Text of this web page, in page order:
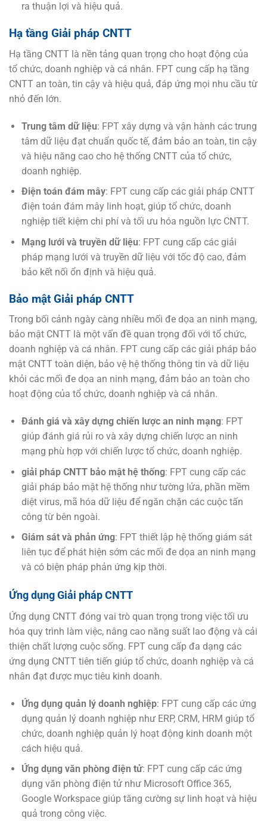
ra thuận lợi và hiệu quả.
Hạ tầng Giải pháp CNTT
Hạ tầng CNTT là nền tảng quan trọng cho hoạt động của
tổ chức, doanh nghiệp và cá nhân. FPT cung cấp hạ tầng
CNTT an toàn, tin cậy và hiệu quả, đáp ứng mọi nhu cầu từ
nhỏ đến lớn.
Trung tâm dữ liệu: FPT xây dựng và vận hành các trung
tâm dữ liệu đạt chuẩn quốc tế, đảm bảo an toàn, tin cậy
và hiệu năng cao cho hệ thống CNTT của tổ chức,
doanh nghiệp.
Điện toán đám mây: FPT cung cấp các giải pháp CNTT
điện toán đám mây linh hoạt, giúp tổ chức, doanh
nghiệp tiết kiệm chi phí và tối ưu hóa nguồn lực CNTT.
Mạng lưới và truyền dữ liệu: FPT cung cấp các giải
pháp mạng lưới và truyền dữ liệu với tốc độ cao, đảm
bảo kết nối ổn định và hiệu quả.
Bảo mật Giải pháp CNTT
Trong bối cảnh ngày càng nhiều mối đe dọa an ninh mạng,
bảo mật CNTT là một vấn đề quan trọng đối với tổ chức,
doanh nghiệp và cá nhân. FPT cung cấp các giải pháp bảo
mật CNTT toàn diện, bảo vệ hệ thống thông tin và dữ liệu
khỏi các mối đe dọa an ninh mạng, đảm bảo an toàn cho
hoạt động của tổ chức, doanh nghiệp và cá nhân.
Đánh giá và xây dựng chiến lược an ninh mạng: FPT
giúp đánh giá rủi ro và xây dựng chiến lược an ninh
mạng phù hợp với chiến lược tổ chức, doanh nghiệp.
giải pháp CNTT bảo mật hệ thống: FPT cung cấp các
giải pháp bảo mật hệ thống như tường lửa, phần mềm
diệt virus, mã hóa dữ liệu để ngăn chặn các cuộc tấn
công từ bên ngoài.
Giám sát và phản ứng: FPT thiết lập hệ thống giám sát
liên tục để phát hiện sớm các mối đe dọa an ninh mạng
và có biện pháp phản ứng kịp thời.
Ứng dụng Giải pháp CNTT
Ứng dụng CNTT đóng vai trò quan trọng trong việc tối ưu
hóa quy trình làm việc, nâng cao năng suất lao động và cải
thiện chất lượng cuộc sống. FPT cung cấp đa dạng các
ứng dụng CNTT tiên tiến giúp tổ chức, doanh nghiệp và cá
nhân đạt được mục tiêu kinh doanh.
Ứng dụng quản lý doanh nghiệp: FPT cung cấp các ứng
dụng quản lý doanh nghiệp như ERP, CRM, HRM giúp tổ
chức, doanh nghiệp quản lý hoạt động kinh doanh một
cách hiệu quả.
Ứng dụng văn phòng điện tử: FPT cung cấp các ứng
dụng văn phòng điện tử như Microsoft Office 365,
Google Workspace giúp tăng cường sự linh hoạt và hiệu
quả trong công việc.